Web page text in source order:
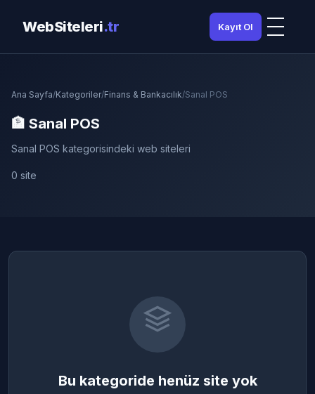
WebSiteleri.tr Kayıt Ol
Ana Sayfa/Kategoriler/Finans & Bankacılık/Sanal POS
🏦 Sanal POS
Sanal POS kategorisindeki web siteleri
0 site
Bu kategoride henüz site yok